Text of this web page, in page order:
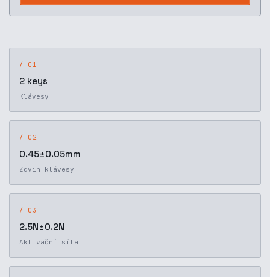
/ 01
2 keys
Klávesy
/ 02
0.45±0.05mm
Zdvih klávesy
/ 03
2.5N±0.2N
Aktivační síla